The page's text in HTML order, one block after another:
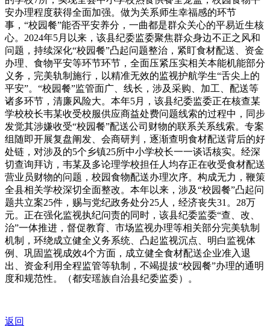
安办理程度获得全面加强。做为关系师生幸福感的环节
事，“校园餐”能否平安养分，一曲都是群众关心的平易近生核
心。2024年5月以来，该县纪委监委聚焦群众身边不正之风和
问题，持续深化“校园餐”凸起问题整治，紧盯食材配送、资金
办理、食物平安等环节环节，全面压紧压实相关本能机能部分
义务，完美轨制施行，以精准无效的监视护航学生“舌尖上的
平安”。“校园餐”监管面广、线长，涉及采购、加工、配送等
诸多环节，清廉风险大。本年5月，该县纪委监委正在核查某
学校校长韦某收受校服供应商益处费问题线索的过程中，同步
发觉其涉嫌收受“校园餐”配送公司财物的联系关系线索。专案
组随即开展复盘阐发、会商研判，逐渐查明食材配送背后的好
处链，对涉及的5个乡镇25所中小学校长一一谈话核实。经深
切查询拜访，韦某及多论理学校担任人均存正在收受食材配送
营业员财物的问题，校园食物配送办理次序。构成无力，鞭策
全县相关学校深切全面整改。本年以来，涉及“校园餐”凸起问
题共立案25件，赐与党纪政务处分25人，经济丧失31。28万
元。正在强化监视执纪问责的同时，该县纪委监委“查、改、
治”一体推进，督促教育、市场监视办理等相关部分完美轨制
机制，环绕成立健全义务系统、凸起监视沉点、明白监视体
例、巩固监视成效4个方面，成立健全食材配送企业准入退
出、资金利用全程监管等轨制，不竭提拔“校园餐”办理的通明
度和规范性。（都安瑶族自治县纪委监委）。
返回